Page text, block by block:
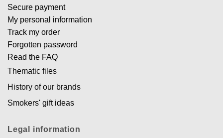
Secure payment
My personal information
Track my order
Forgotten password
Read the FAQ
Thematic files
History of our brands
Smokers' gift ideas
Legal information